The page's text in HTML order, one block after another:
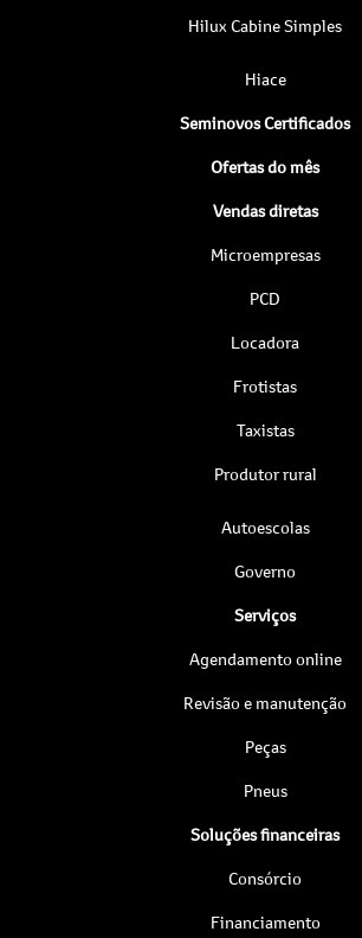
Hilux Cabine Simples
Hiace
Seminovos Certificados
Ofertas do mês
Vendas diretas
Microempresas
PCD
Locadora
Frotistas
Taxistas
Produtor rural
Autoescolas
Governo
Serviços
Agendamento online
Revisão e manutenção
Peças
Pneus
Soluções financeiras
Consórcio
Financiamento